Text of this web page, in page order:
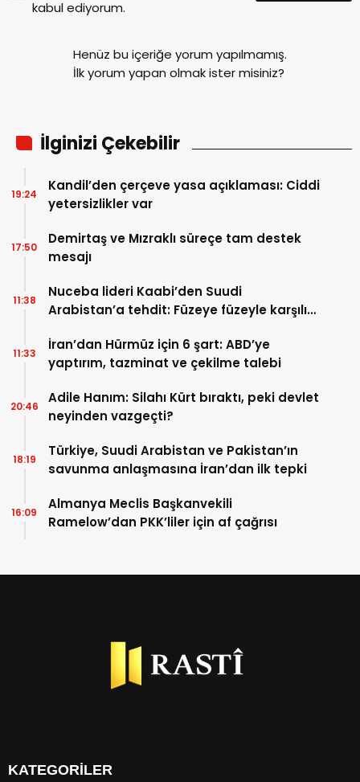
kabul ediyorum.
Henüz bu içeriğe yorum yapılmamış.
İlk yorum yapan olmak ister misiniz?
İlginizi Çekebilir
Kandil’den çerçeve yasa açıklaması: Ciddi
yetersizlikler var
19:24
Demirtaş ve Mızraklı süreçe tam destek
mesajı
17:50
Nuceba lideri Kaabi’den Suudi
Arabistan’a tehdit: Füzeye füzeyle karşılık
11:38
İran’dan Hürmüz için 6 şart: ABD’ye
yaptırım, tazminat ve çekilme talebi
11:33
Adile Hanım: Silahı Kürt bıraktı, peki devlet
neyinden vazgeçti?
20:46
Türkiye, Suudi Arabistan ve Pakistan’ın
savunma anlaşmasına İran’dan ilk tepki
18:19
Almanya Meclis Başkanvekili
Ramelow’dan PKK’liler için af çağrısı
16:09
KATEGORİLER